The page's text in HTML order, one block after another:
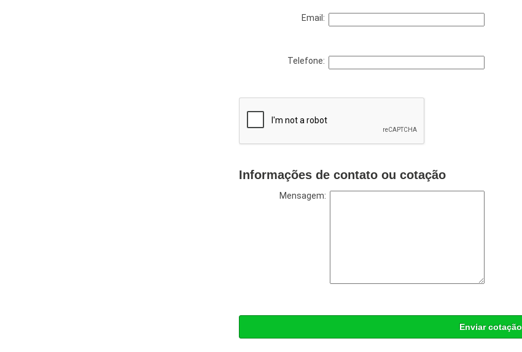
Email:
Telefone:
Informações de contato ou cotação
Mensagem:
Enviar cotação